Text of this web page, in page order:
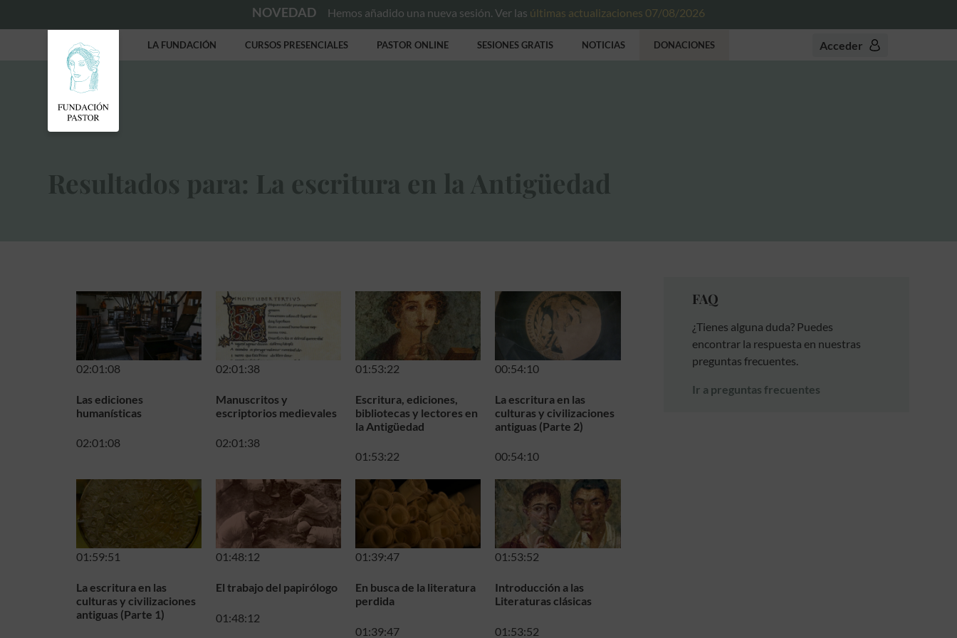
NOVEDAD Hemos añadido una nueva sesión. Ver las últimas actualizaciones 07/08/2026
LA FUNDACIÓN CURSOS PRESENCIALES PASTOR ONLINE SESIONES GRATIS NOTICIAS DONACIONES Acceder
Resultados para: La escritura en la Antigüedad
02:01:08
Las ediciones
humanísticas
02:01:08
02:01:38
Manuscritos y
escriptorios medievales
02:01:38
01:53:22
Escritura, ediciones,
bibliotecas y lectores en
la Antigüedad
01:53:22
00:54:10
La escritura en las
culturas y civilizaciones
antiguas (Parte 2)
00:54:10
01:59:51
La escritura en las
culturas y civilizaciones
antiguas (Parte 1)
01:48:12
El trabajo del papirólogo
01:48:12
01:39:47
En busca de la literatura
perdida
01:39:47
01:53:52
Introducción a las
Literaturas clásicas
01:53:52
FAQ
¿Tienes alguna duda? Puedes
encontrar la respuesta en nuestras
preguntas frecuentes.
Ir a preguntas frecuentes